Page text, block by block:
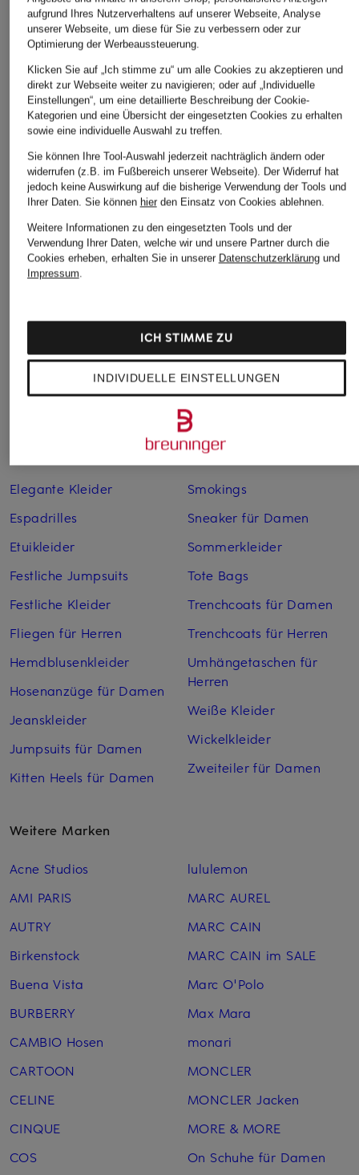
CHF 80
Ursprünglich:CHF 160
Weitere Kategorien
Abendkleider
Anzüge für Herren
Cocktailkleider
Elegante Kleider
Espadrilles
Etuikleider
Festliche Jumpsuits
Festliche Kleider
Fliegen für Herren
Hemdblusenkleider
Hosenanzüge für Damen
Jeanskleider
Jumpsuits für Damen
Kitten Heels für Damen
Kleider
Lederjacken für Damen
Leinenkleider
Maxikleider
Regenmäntel für Damen
Sakkos
Sandalen für Damen
Smokings
Sneaker für Damen
Sommerkleider
Tote Bags
Trenchcoats für Damen
Trenchcoats für Herren
Umhängetaschen für
Herren
Weiße Kleider
Wickelkleider
Zweiteiler für Damen
Weitere Marken
Acne Studios
AMI PARIS
AUTRY
Birkenstock
Buena Vista
BURBERRY
CAMBIO Hosen
CARTOON
CELINE
CINQUE
COS
lululemon
MARC AUREL
MARC CAIN
MARC CAIN im SALE
Marc O'Polo
Max Mara
monari
MONCLER
MONCLER Jacken
MORE & MORE
On Schuhe für Damen
aufgrund Ihres Nutzerverhaltens auf unserer Webseite, Analyse
unserer Webseite, um diese für Sie zu verbessern oder zur
Optimierung der Werbeaussteuerung.
Klicken Sie auf „Ich stimme zu“ um alle Cookies zu akzeptieren und
direkt zur Webseite weiter zu navigieren; oder auf „Individuelle
Einstellungen“, um eine detaillierte Beschreibung der Cookie-
Kategorien und eine Übersicht der eingesetzten Cookies zu erhalten
sowie eine individuelle Auswahl zu treffen.
Sie können Ihre Tool-Auswahl jederzeit nachträglich ändern oder
widerrufen (z.B. im Fußbereich unserer Webseite). Der Widerruf hat
jedoch keine Auswirkung auf die bisherige Verwendung der Tools und
Ihrer Daten. Sie können hierden Einsatz von Cookies ablehnen.
Weitere Informationen zu den eingesetzten Tools und der
Verwendung Ihrer Daten, welche wir und unsere Partner durch die
Cookies erheben, erhalten Sie in unserer Datenschutzerklärungund
Impressum.
INDIVIDUELLE EINSTELLUNGEN
ICH STIMME ZU